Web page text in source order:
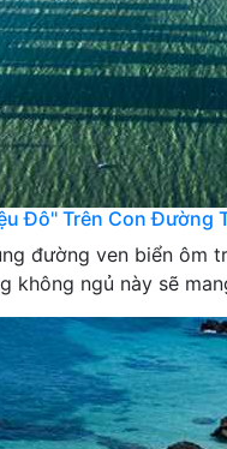
Đô" Trên Con Đường
đường ven biển ôm
không ngủ này sẽ